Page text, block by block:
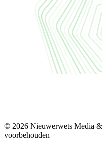
© 2026 Nieuwerwets Media
voorbehouden